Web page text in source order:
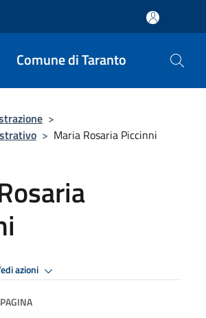
Comune di Taranto
>
> Maria Rosaria Piccinni
azioni